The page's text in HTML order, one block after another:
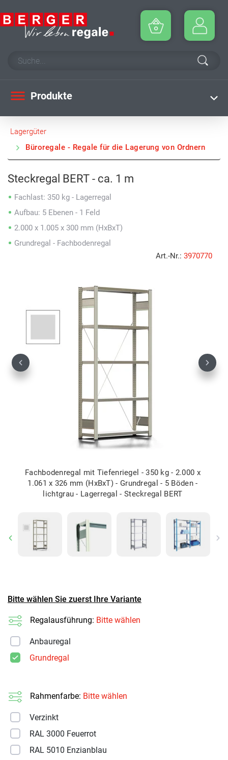
Produkte
Lagergüter
Büroregale - Regale für die Lagerung von Ordnern
Steckregal BERT - ca. 1 m
Fachlast: 350 kg - Lagerregal
Aufbau: 5 Ebenen - 1 Feld
2.000 x 1.005 x 300 mm (HxBxT)
Grundregal - Fachbodenregal
Art.-Nr.: 3970770
Fachbodenregal mit Tiefenriegel - 350 kg - 2.000 x
1.061 x 326 mm (HxBxT) - Grundregal - 5 Böden -
lichtgrau - Lagerregal - Steckregal BERT
Previous Next
Previous
Bitte wählen Sie zuerst Ihre Variante
Regalausführung: Bitte wählen
Anbauregal
Grundregal
Rahmenfarbe: Bitte wählen
Verzinkt
RAL 3000 Feuerrot
RAL 5010 Enzianblau